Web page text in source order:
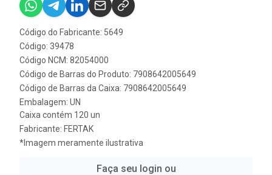
Código do Fabricante: 5649
Código: 39478
Código NCM: 82054000
Código de Barras do Produto: 7908642005649
Código de Barras da Caixa: 7908642005649
Embalagem: UN
Caixa contém 120 un
Fabricante: FERTAK
*Imagem meramente ilustrativa
Faça seu login ou